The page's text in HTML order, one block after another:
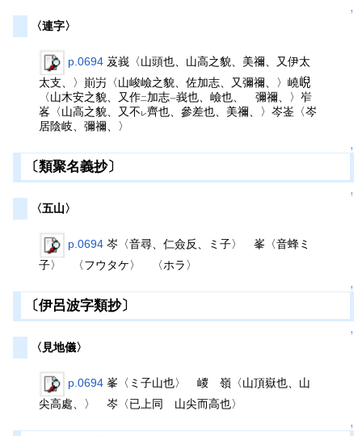
↑
〈連字〉
p.0694 岌峩〈山頭也、山高之貌、美禰、又伊太
太支、〉崱屴〈山峻嶮之貌、佐加志、又彌禰、〉嶢𡸣
〈山木安之貌、又作二加志一峩也、嶮也、 彌禰、〉岝
峉〈山高之貌、又不 レ齊也、參差也、美禰、〉岑崟〈岑
居陰岐、彌禰、〉
↑
〔類聚名義抄〕
↑
〈五山〉
p.0694 岑〈音尋、仁僉反、ミ子〉 峯〈音蜂ミ
子〉 〈フウタケ〉 〈ホラ〉
↑
〔伊呂波字類抄〕
↑
〈見地儀〉
p.0694 峯〈ミ子山也〉 嵕 嶺〈山頂嶽也、山
尖高處、〉 岑〈已上同 山尖而高也〉
↑